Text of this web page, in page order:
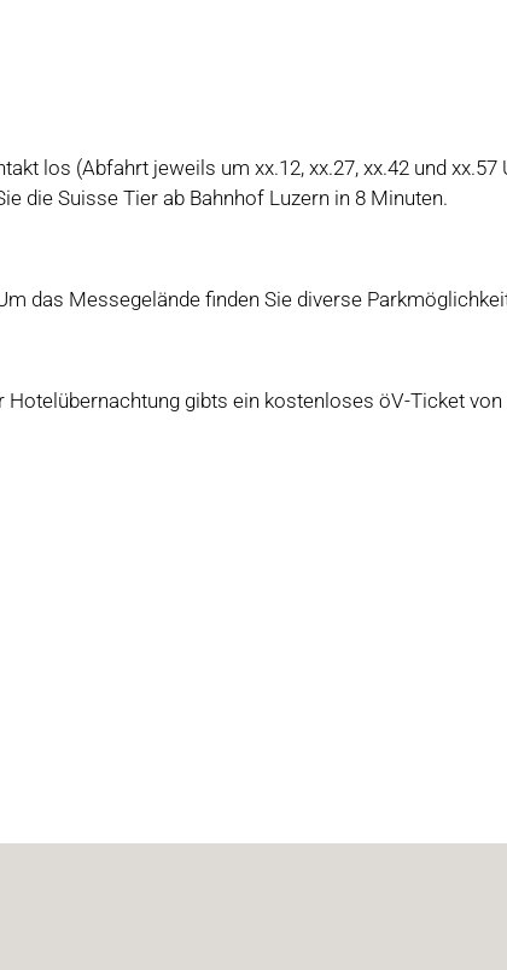
los (Abfahrt jeweils um xx.12, xx.27, xx.42 und
die Suisse Tier ab Bahnhof Luzern in 8 Minuten.
das Messegelände finden Sie diverse
gibts ein kostenloses öV-Ticket